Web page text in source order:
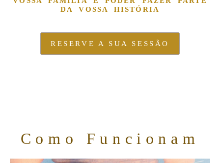
DA VOSSA HISTÓRIA
RESERVE A SUA SESSÃO
Como Funcionam